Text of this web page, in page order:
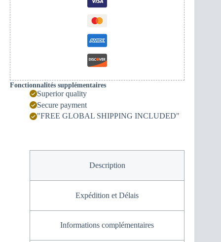
Fonctionnalités supplémentaires
Superior quality
Secure payment
"FREE GLOBAL SHIPPING INCLUDED"
Description
Expédition et Délais
Informations complémentaires